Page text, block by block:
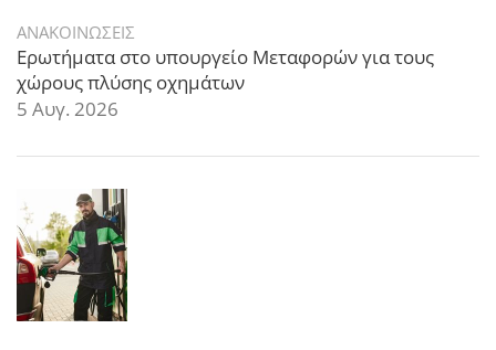
ΑΝΑΚΟΙΝΩΣΕΙΣ
Ερωτήματα στο υπουργείο Μεταφορών για τους
χώρους πλύσης οχημάτων
5 Αυγ. 2026